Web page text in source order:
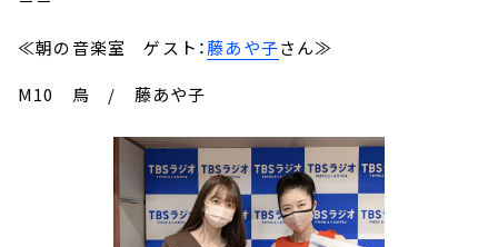
≪朝の音楽室 ゲスト：藤あや子さん≫
M10 鳥 / 藤あや子